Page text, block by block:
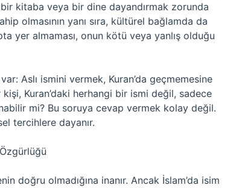
kitaba veya bir dine dayandırmak zorunda
olmasının yanı sıra, kültürel bağlamda da
yer almaması, onun kötü veya yanlış olduğu
Aslı ismini vermek, Kuran’da geçmemesine
kişi, Kuran’daki herhangi bir ismi değil, sadece
mi? Bu soruya cevap vermek kolay değil.
tercihlere dayanır.
doğru olmadığına inanır. Ancak İslam’da isim